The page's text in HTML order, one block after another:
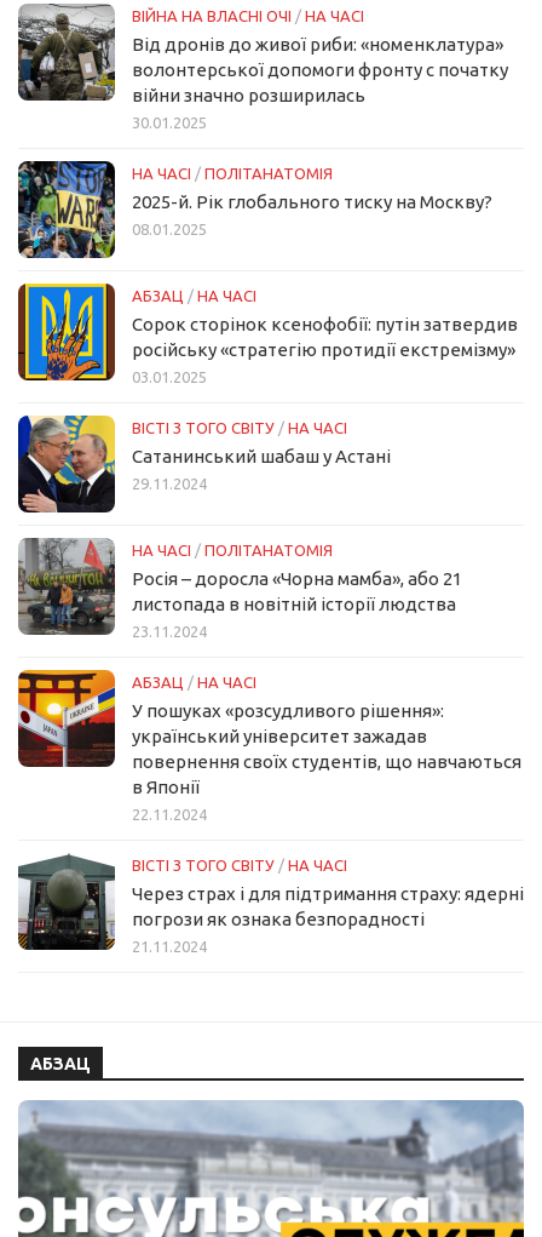
ВІЙНА НА ВЛАСНІ ОЧІ / НА ЧАСІ
Від дронів до живої риби: «номенклатура»
волонтерської допомоги фронту с початку
війни значно розширилась
30.01.2025
НА ЧАСІ / ПОЛІТАНАТОМІЯ
2025-й. Рік глобального тиску на Москву?
08.01.2025
АБЗАЦ / НА ЧАСІ
Сорок сторінок ксенофобії: путін затвердив
російську «стратегію протидії екстремізму»
03.01.2025
ВІСТІ З ТОГО СВІТУ / НА ЧАСІ
Сатанинський шабаш у Астані
29.11.2024
НА ЧАСІ / ПОЛІТАНАТОМІЯ
Росія – доросла «Чорна мамба», або 21
листопада в новітній історії людства
23.11.2024
АБЗАЦ / НА ЧАСІ
У пошуках «розсудливого рішення»:
український університет зажадав
повернення своїх студентів, що навчаються
в Японії
22.11.2024
ВІСТІ З ТОГО СВІТУ / НА ЧАСІ
Через страх і для підтримання страху: ядерні
погрози як ознака безпорадності
21.11.2024
АБЗАЦ